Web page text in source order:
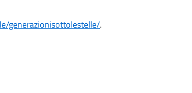
generazionisottolestelle/.